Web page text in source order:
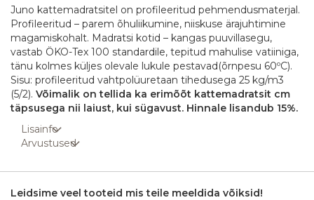
Juno kattemadratsitel on profileeritud pehmendusmaterjal.
Profileeritud – parem õhuliikumine, niiskuse ärajuhtimine
magamiskohalt. Madratsi kotid – kangas puuvillasegu,
vastab ÖKO-Tex 100 standardile, tepitud mahulise vatiiniga,
tänu kolmes küljes olevale lukule pestavad(õrnpesu 60ºC).
Sisu: profileeritud vahtpolüuretaan tihedusega 25 kg/m3
(5/2). Võimalik on tellida ka erimõõt kattemadratsit cm
täpsusega nii laiust, kui sügavust. Hinnale lisandub 15%.
Lisainfo
Arvustused
Leidsime veel tooteid mis teile meeldida võiksid!